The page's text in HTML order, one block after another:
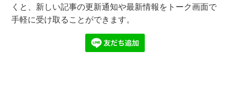
くと、新しい記事の更新通知や最新情報をトーク画面で
手軽に受け取ることができます。